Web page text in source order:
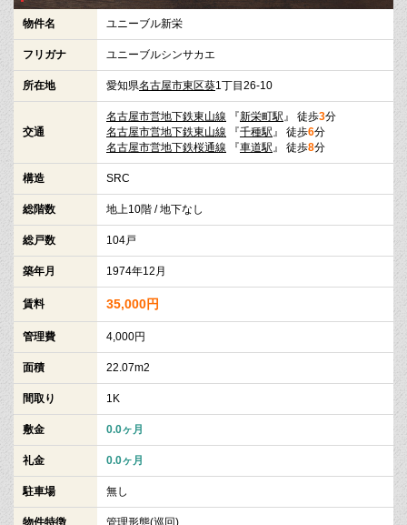
物件名 ユニーブル新栄
フリガナ ユニーブルシンサカエ
所在地 愛知県名古屋市東区葵1丁目26-10
交通
名古屋市営地下鉄東山線 『新栄町駅 』 徒歩3分
名古屋市営地下鉄東山線 『千種駅 』 徒歩6分
名古屋市営地下鉄桜通線 『車道駅 』 徒歩8分
構造 SRC
総階数 地上10階 / 地下なし
総戸数 104戸
築年月 1974年12月
賃料 35,000円
管理費 4,000円
面積 22.07m2
間取り 1K
敷金 0.0ヶ月
礼金 0.0ヶ月
駐車場 無し
物件特徴 管理形態(巡回)